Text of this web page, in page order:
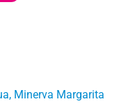
, Minerva Margarita